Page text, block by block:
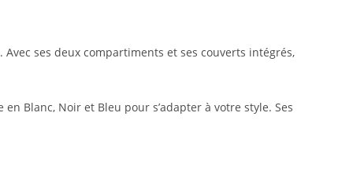
ses deux compartiments et ses couverts intégrés,
Blanc, Noir et Bleu pour s’adapter à votre style. Ses